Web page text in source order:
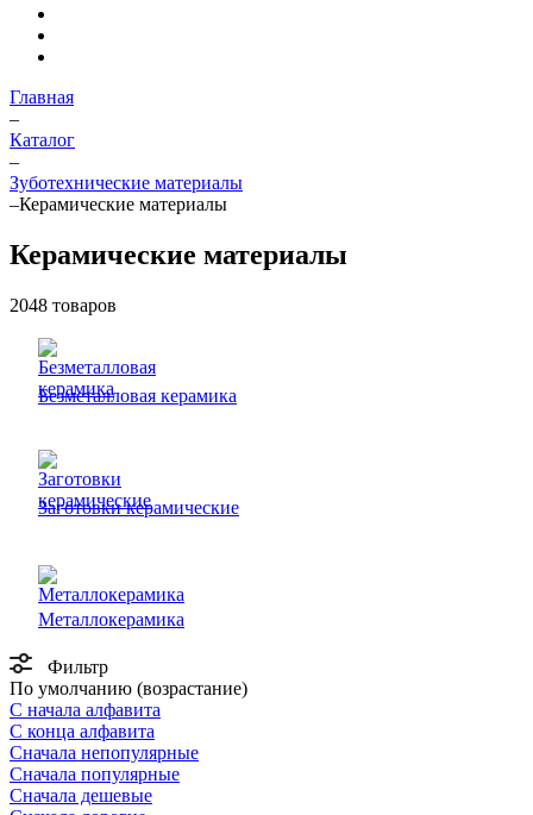
Главная
–
Каталог
–
Зуботехнические материалы
–Керамические материалы
Керамические материалы
2048 товаров
Безметалловая керамика
Заготовки керамические
Металлокерамика
Фильтр
По умолчанию (возрастание)
С начала алфавита
С конца алфавита
Сначала непопулярные
Сначала популярные
Сначала дешевые